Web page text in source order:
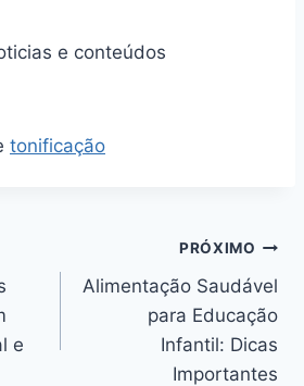
e conteúdos
tonificação
e
PRÓXIMO
Alimentação Saudável
para Educação
Infantil: Dicas
Importantes